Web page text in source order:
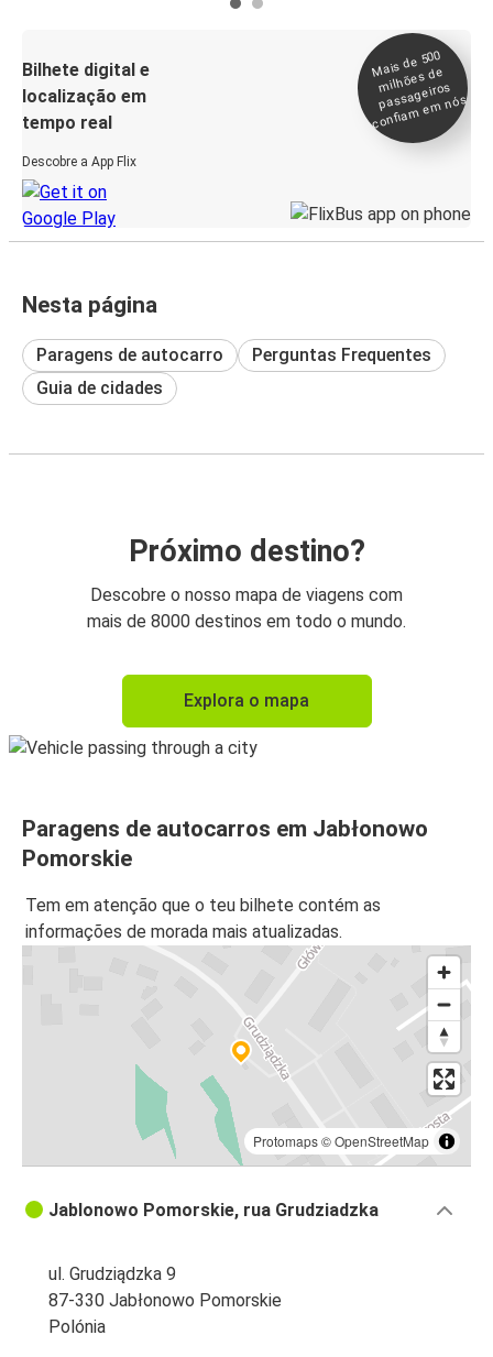
Bilhete digital e
localização em
tempo real
Descobre a App Flix
Mais de 500
milhões de
passageiros
confia
m e
m nós
Nesta página
Paragens de autocarro
Perguntas Frequentes
Guia de cidades
Próximo destino?
Descobre o nosso mapa de viagens com
mais de 8000 destinos em todo o mundo.
Explora o mapa
Paragens de autocarros em Jabłonowo
Pomorskie
Tem em atenção que o teu bilhete contém as
informações de morada mais atualizadas.
Protomaps©OpenStreetMap
Jablonowo Pomorskie, rua Grudziadzka
ul. Grudziądzka 9
87-330 Jabłonowo Pomorskie
Polónia